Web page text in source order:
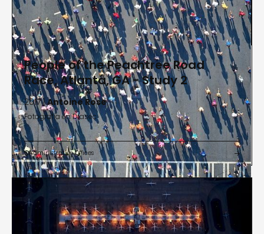
People of the Peachtree Road
Race, Atlanta, GA - Study 2
2017 |Antoine Rose
Fotografía en Diasec
Administrative Offices 